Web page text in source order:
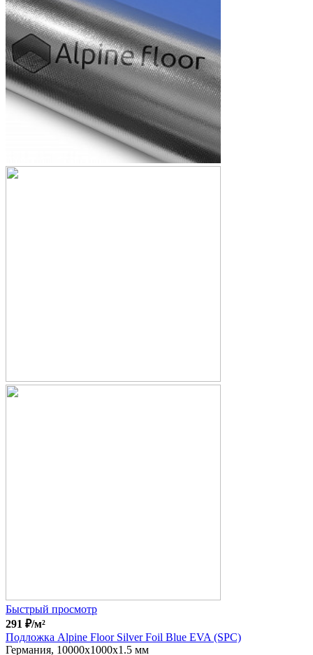
Быстрый просмотр
291 ₽/м²
Подложка Alpine Floor Silver Foil Blue EVA (SPC)
Германия, 10000x1000x1.5 мм